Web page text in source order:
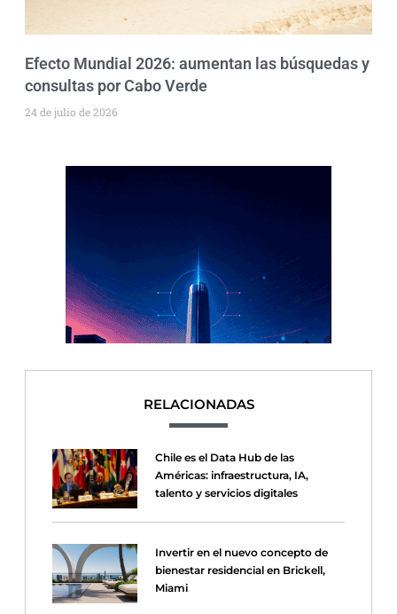
Efecto Mundial 2026: aumentan las búsquedas y
consultas por Cabo Verde
24 de julio de 2026
RELACIONADAS
Chile es el Data Hub de las
Américas: infraestructura, IA,
talento y servicios digitales
Invertir en el nuevo concepto de
bienestar residencial en Brickell,
Miami